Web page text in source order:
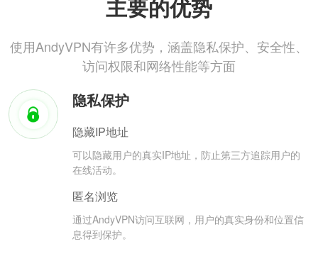
主要的优势
使用AndyVPN有许多优势，涵盖隐私保护、安全性、
访问权限和网络性能等方面
隐私保护
隐藏IP地址
可以隐藏用户的真实IP地址，防止第三方追踪用户的
在线活动。
匿名浏览
通过AndyVPN访问互联网，用户的真实身份和位置信
息得到保护。